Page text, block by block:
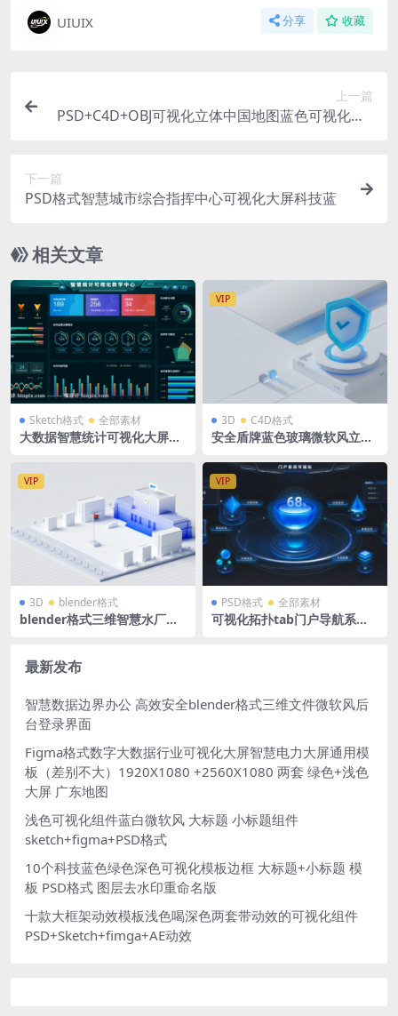
UIUIX 分享 收藏
上一篇
PSD+C4D+OBJ可视化立体中国地图蓝色可视化MA
下一篇
PSD格式智慧城市综合指挥中心可视化大屏科技蓝
相关文章
Sketch格式 全部素材
大数据智慧统计可视化大屏数
VIP
3D C4D格式
安全盾牌蓝色玻璃微软风立体
C4D格式R23 OC渲染器 2560
x1005
VIP
3D blender格式
blender格式三维智慧水厂充
VIP
PSD格式 全部素材
可视化拓扑tab门户导航系统
最新发布
智慧数据边界办公 高效安全blender格式三维文件微软风后
台登录界面
Figma格式数字大数据行业可视化大屏智慧电力大屏通用模
板（差别不大）1920X1080 +2560X1080 两套 绿色+浅色
大屏 广东地图
浅色可视化组件蓝白微软风 大标题 小标题组件
sketch+figma+PSD格式
10个科技蓝色绿色深色可视化模板边框 大标题+小标题 模
板 PSD格式 图层去水印重命名版
十款大框架动效模板浅色喝深色两套带动效的可视化组件
PSD+Sketch+fimga+AE动效